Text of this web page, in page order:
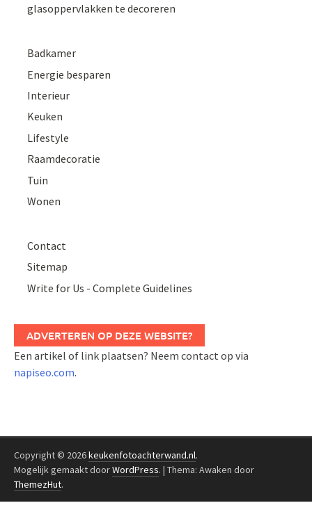
glasoppervlakken te decoreren
Badkamer
Energie besparen
Interieur
Keuken
Lifestyle
Raamdecoratie
Tuin
Wonen
Contact
Sitemap
Write for Us - Complete Guidelines
ADVERTEREN OP DEZE WEBSITE?
Een artikel of link plaatsen? Neem contact op via
napiseo.com.
Copyright © 2026keukenfotoachterwand.nl.
Mogelijk gemaakt doorWordPress. | Thema: Awaken door
ThemezHut.